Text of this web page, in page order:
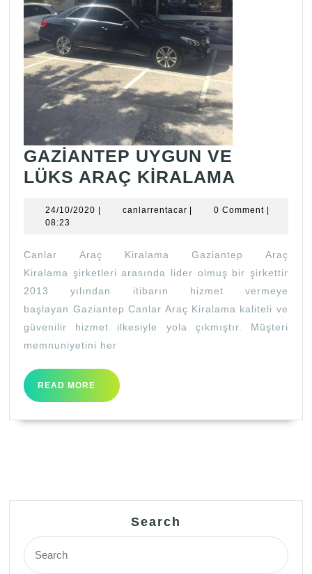
GAZİANTEP UYGUN VE
LÜKS ARAÇ KİRALAMA
VE
ARAÇ
24/10/2020 24/10/2020canlarrentacarcanlarrentacar
0 Comment
08:23
Canlar Araç Kiralama Gaziantep Araç
Kiralama şirketleri arasında lider olmuş bir şirkettir
2013 yılından itibarın hizmet vermeye
başlayan Gaziantep Canlar Araç Kiralama kaliteli ve
güvenilir hizmet ilkesiyle yola çıkmıştır. Müşteri
memnuniyetini her
READ MORE
READ
MORE
Search
Search
for: